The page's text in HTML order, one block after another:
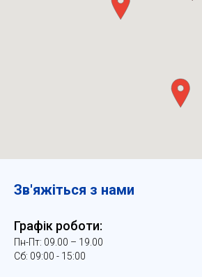
Зв'яжіться з нами
Графік роботи:
Пн-Пт: 09.00 – 19.00
Сб: 09:00 - 15:00